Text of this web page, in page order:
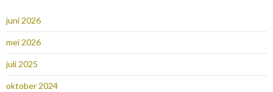
juni 2026
mei 2026
juli 2025
oktober 2024